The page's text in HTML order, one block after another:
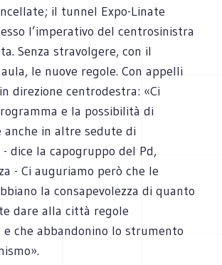
il tunnel Expo-Linate
l’imperativo del centrosinistra
Senza stravolgere, con il
le nuove regole. Con appelli
direzione centrodestra: «Ci
e la possibilità di
anche in altre sedute di
- dice la capogruppo del Pd,
- Ci auguriamo però che le
la consapevolezza di quanto
dare alla città regole
e che abbandonino lo strumento